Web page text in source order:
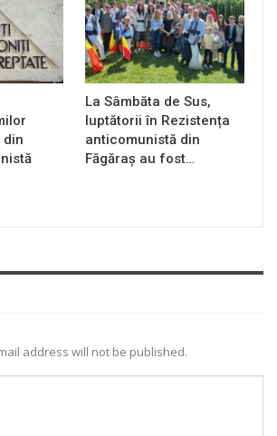
La Sâmbăta de Sus,
luptătorii în Rezistența
anticomunistă din
Făgăraș au fost…
address will not be published.